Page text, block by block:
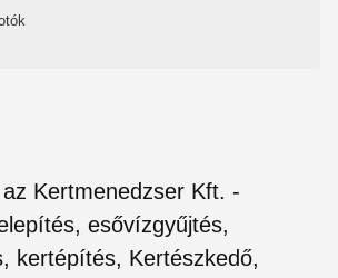
Kertmenedzser Kft. -
esővízgyűjtés,
kertépítés, Kertészkedő,